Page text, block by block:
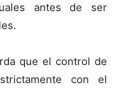
antes de ser
que el control de
con el